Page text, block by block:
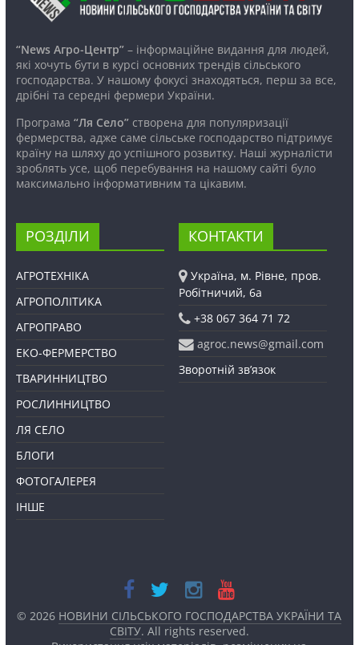
“News Агро-Центр”– інформаційне видання для людей,
які хочуть бути в курсі основних трендів сільського
господарства. У нашому фокусі знаходяться, перш за все,
дрібні та середні фермери України.
Програма “Ля Село”створена для популяризації
фермерства, адже саме сільське господарство підтримує
країну на шляху до успішного розвитку. Наші журналісти
зроблять усе, щоб перебування на нашому сайті було
максимально інформативним та цікавим.
РОЗДІЛИ
АГРОТЕХНІКА
АГРОПОЛІТИКА
АГРОПРАВО
ЕКО-ФЕРМЕРСТВО
ТВАРИННИЦТВО
РОСЛИННИЦТВО
ЛЯ СЕЛО
БЛОГИ
ФОТОГАЛЕРЕЯ
ІНШЕ
КОНТАКТИ
Україна, м. Рівне, пров.
Робітничий, 6а
+38 067 364 71 72
agroc.news@gmail.com
Зворотній зв’язок
© 2026 НОВИНИ СІЛЬСЬКОГО ГОСПОДАРСТВА УКРАЇНИ ТА
СВІТУ. All rights reserved.